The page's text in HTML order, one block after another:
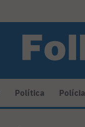
Política Polícia